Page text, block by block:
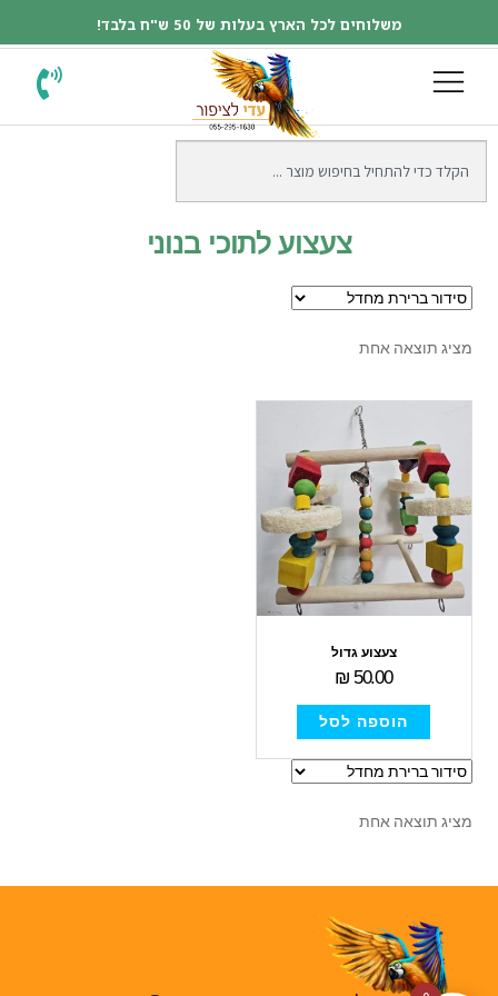
משלוחים לכל הארץ בעלות של 50 ש"ח בלבד!
צעצוע לתוכי בנוני
מציג תוצאה אחת
צעצוע גדול
₪50.00
הוספה לסל
מציג תוצאה אחת